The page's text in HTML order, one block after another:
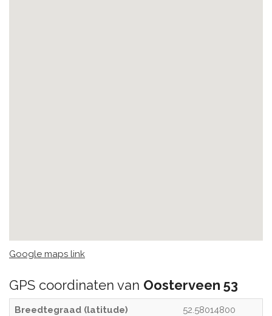
Google maps link
GPS coordinaten van Oosterveen 53
Breedtegraad (latitude) 52.58014800